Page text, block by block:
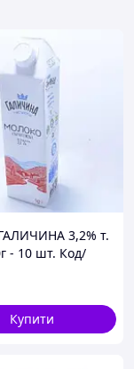
3,2% т.
- 10 шт. Код/
Купити